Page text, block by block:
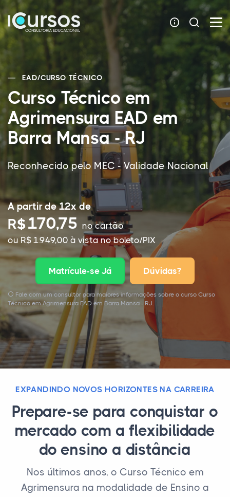
EAD/CURSO TÉCNICO
Curso Técnico em
Agrimensura EAD em
Barra Mansa - RJ
Reconhecido pelo MEC - Validade Nacional
A partir de 12x de
R$170,75 no cartão
ou R$ 1.949,00 à vista no boleto/PIX
Matrícule-se Já Dúvidas?
Fale com um consultor para maiores informações sobre o curso Curso
Técnico em Agrimensura EAD em Barra Mansa - RJ.
EXPANDINDO NOVOS HORIZONTES NA CARREIRA
Prepare-se para conquistar o
mercado com a flexibilidade
do ensino a distância
Nos últimos anos, o Curso Técnico em
Agrimensura na modalidade de Ensino a